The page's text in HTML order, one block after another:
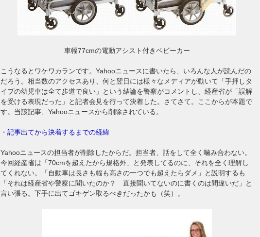
車幅77cmの電動アシスト付きベビーカー
こうなるとワケワカランです。Yahooニュースに書いたら、いろんな人が読んだの
だろう。相当数のアクセスあり、何と翌日には様々なメディアが動いて「手押しタ
イプの幼児車は全て歩道で良い」という結論を警察がコメントし、経産省が「誤解
を受ける表現だった」と記者会見を行って決着した。さてさて。ここからが本題で
す。当該記事、Yahooニュースから削除されている。
・ 記事出てから決着するまでの経緯
Yahooニュースの担当者が削除したからだ。担当者、話をして全く噛み合わない。
今回経産省は「70cmを超えたから規格外」と発表してるのに、それを全く理解し
てくれない。「自動車は長さも幅も高さの一つでも超えたらダメ」と説明するも
「それは経産省や警察に聞いたのか？ 直接聞いてないのに書くのは間違いだ」と
言い張る。下手に出てゴキゲン取るべきだったかも（笑）。